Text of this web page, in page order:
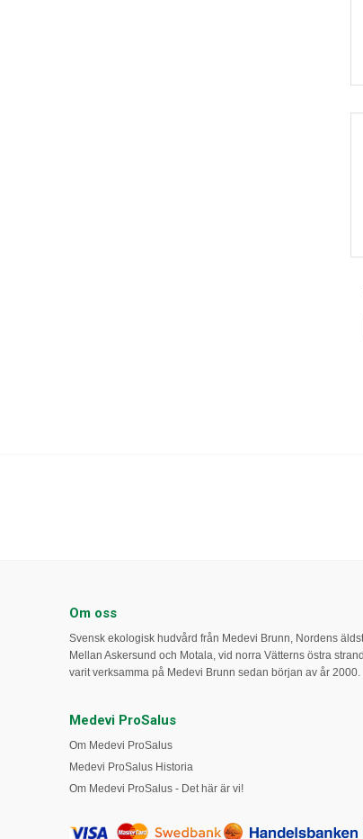
Om oss
Svensk ekologisk hudvård från Medevi Brunn, Nordens
Mellan Askersund och Motala, vid norra Vätterns östra
varit verksamma på Medevi Brunn sedan början av år 2000.
Medevi ProSalus
Om Medevi ProSalus
Medevi ProSalus Historia
Om Medevi ProSalus - Det här är vi!